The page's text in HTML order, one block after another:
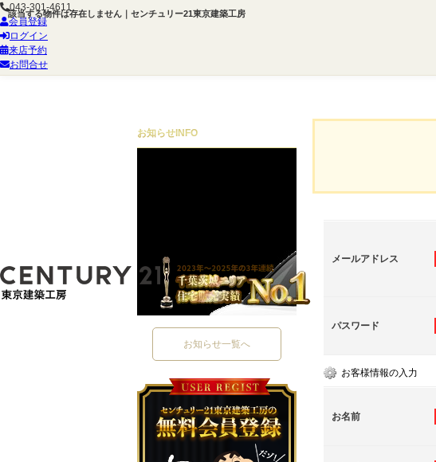
該当する物件は存在しません｜センチュリー21東京建築工房
043-301-4611
会員登録
ログイン
来店予約
お問合せ
メールアドレス
パスワード
お客様情報の入力
お名前
お知らせ INFO
お知らせ一覧へ